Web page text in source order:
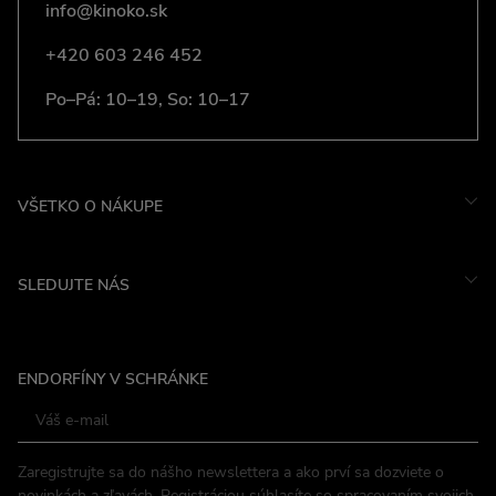
info@kinoko.sk
+420 603 246 452
Po–Pá: 10–19, So: 10–17
VŠETKO O NÁKUPE
SLEDUJTE NÁS
Facebook
ENDORFÍNY V SCHRÁNKE
Zaregistrujte sa do nášho newslettera a ako prví sa dozviete o